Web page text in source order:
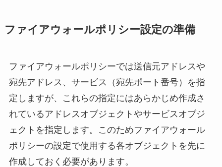
ファイアウォールポリシー設定の準備
ファイアウォールポリシーでは送信元アドレスや
宛先アドレス、サービス（宛先ポート番号）を指
定しますが、これらの指定にはあらかじめ作成さ
れているアドレスオブジェクトやサービスオブジ
ェクトを指定します。このためファイアウォール
ポリシーの設定で使用する各オブジェクトを先に
作成しておく必要があります。